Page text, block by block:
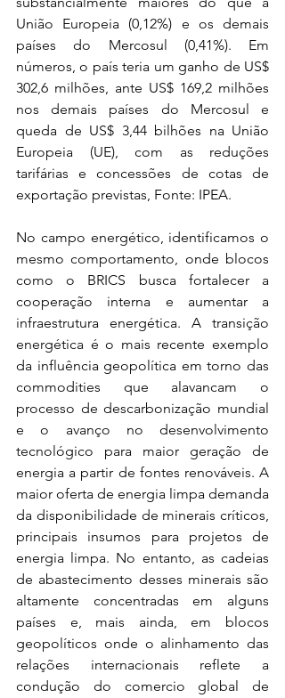
União Europeia (0,12%) e os demais
países do Mercosul (0,41%). Em
números, o país teria um ganho de US$
302,6 milhões, ante US$ 169,2 milhões
nos demais países do Mercosul e
queda de US$ 3,44 bilhões na União
Europeia (UE), com as reduções
tarifárias e concessões de cotas de
exportação previstas, Fonte: IPEA.
No campo energético, identificamos o
mesmo comportamento, onde blocos
como o BRICS busca fortalecer a
cooperação interna e aumentar a
infraestrutura energética. A transição
energética é o mais recente exemplo
da influência geopolítica em torno das
commodities que alavancam o
processo de descarbonização mundial
e o avanço no desenvolvimento
tecnológico para maior geração de
energia a partir de fontes renováveis. A
maior oferta de energia limpa demanda
da disponibilidade de minerais críticos,
principais insumos para projetos de
energia limpa. No entanto, as cadeias
de abastecimento desses minerais são
altamente concentradas em alguns
países e, mais ainda, em blocos
geopolíticos onde o alinhamento das
relações internacionais reflete a
condução do comercio global de